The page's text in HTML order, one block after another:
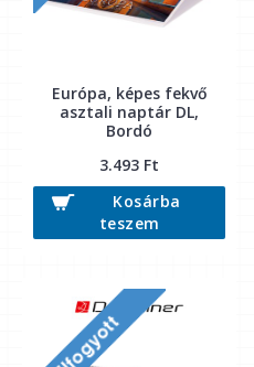
Európa, képes fekvő
asztali naptár DL,
Bordó
3.493 Ft
Kosárba
teszem